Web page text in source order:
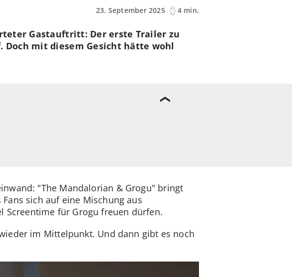
23. September 2025
4 min.
Gastauftritt: Der erste Trailer zu
Doch mit diesem Gesicht hätte wohl
"The Mandalorian & Grogu" bringt
sich auf eine Mischung aus
Screentime für Grogu freuen dürfen.
im Mittelpunkt. Und dann gibt es noch